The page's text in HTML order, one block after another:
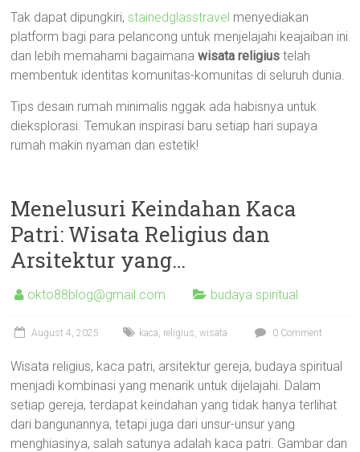
Tak dapat dipungkiri, stainedglasstravel menyediakan
platform bagi para pelancong untuk menjelajahi keajaiban ini
dan lebih memahami bagaimanawisata religius telah
membentuk identitas komunitas-komunitas di seluruh dunia.
Tips desain rumah minimalis nggak ada habisnya untuk
dieksplorasi. Temukan inspirasi baru setiap hari supaya
rumah makin nyaman dan estetik!
Menelusuri Keindahan Kaca
Patri: Wisata Religius dan
Arsitektur yang…
okto88blog@gmail.com budaya spiritual
August 4, 2025 kaca, religius,wisata 0 Comment
Wisata religius, kaca patri, arsitektur gereja, budaya spiritual
menjadi kombinasi yang menarik untuk dijelajahi. Dalam
setiap gereja, terdapat keindahan yang tidak hanya terlihat
dari bangunannya, tetapi juga dari unsur-unsur yang
menghiasinya, salah satunya adalah kaca patri. Gambar dan